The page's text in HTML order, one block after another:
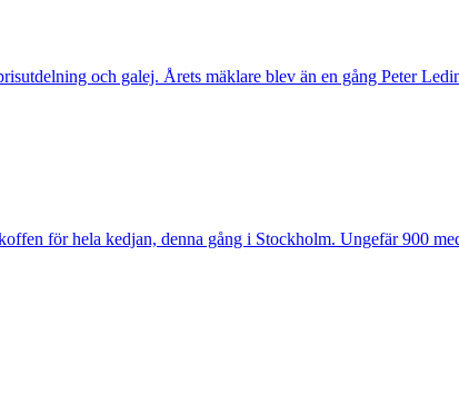
och galej. Årets mäklare blev än en gång Peter
för hela kedjan, denna gång i Stockholm. Ungefär 900